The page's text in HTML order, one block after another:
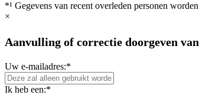
*¹ Gegevens van recent overleden personen
×
Aanvulling of correctie doorgeven
Uw e-mailadres:*
Ik heb een:*